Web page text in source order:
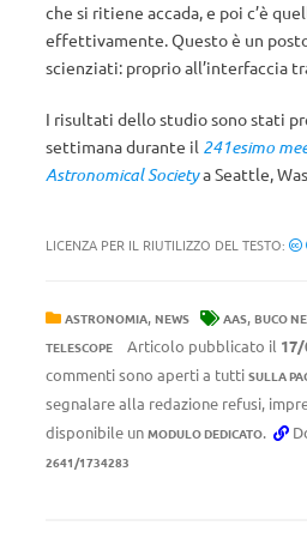
che si ritiene accada, e poi c’è
effettivamente. Questo è un
scienziati: proprio all’interfaccia
I risultati dello studio sono stati
settimana durante il 241esimo
Astronomical Societya Seattle,
LICENZA PER IL RIUTILIZZO DEL TESTO:
ASTRONOMIA, NEWS AAS, BUCO
TELESCOPE
Articolo pubblicato il
commenti sono aperti a tutti SULLA
segnalare alla redazione refusi,
disponibile un MODULO DEDICATO.
2641/1734283